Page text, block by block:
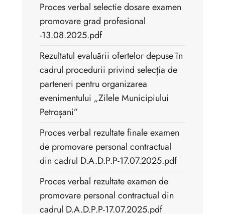
Proces verbal selectie dosare examen
promovare grad profesional
-13.08.2025.pdf
Rezultatul evaluării ofertelor depuse în
cadrul procedurii privind selecția de
parteneri pentru organizarea
evenimentului „Zilele Municipiului
Petroșani”
Proces verbal rezultate finale examen
de promovare personal contractual
din cadrul D.A.D.P.P-17.07.2025.pdf
Proces verbal rezultate examen de
promovare personal contractual din
cadrul D.A.D.P.P-17.07.2025.pdf